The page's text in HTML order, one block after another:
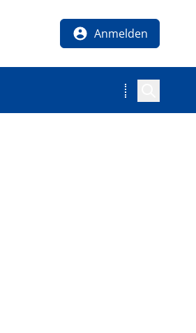
Anmelden